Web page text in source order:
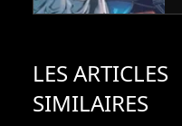
LES ARTICLES
SIMILAIRES